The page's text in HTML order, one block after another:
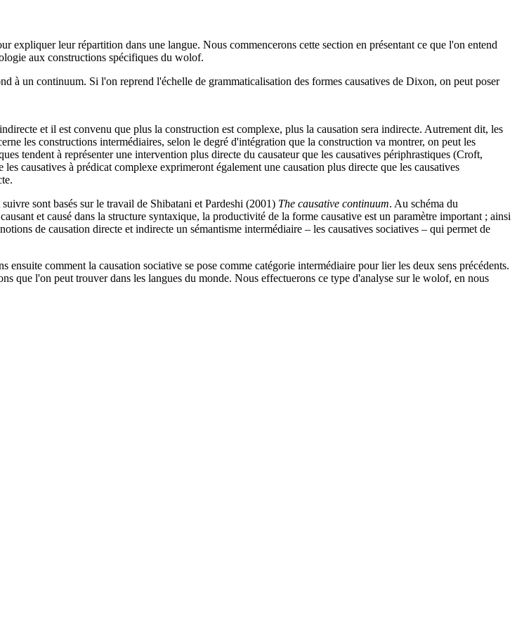
expliquer leur répartition dans une langue. Nous commencerons cette section en présentant ce que l'on entend
aux constructions spécifiques du wolof.
à un continuum. Si l'on reprend l'échelle de grammaticalisation des formes causatives de Dixon, on peut poser
et il est convenu que plus la construction est complexe, plus la causation sera indirecte. Autrement dit, les
les constructions intermédiaires, selon le degré d'intégration que la construction va montrer, on peut les
tendent à représenter une intervention plus directe du causateur que les causatives périphrastiques (Croft,
causatives à prédicat complexe exprimeront également une causation plus directe que les causatives
sont basés sur le travail de Shibatani et Pardeshi (2001) The causative continuum. Au schéma du
et causé dans la structure syntaxique, la productivité de la forme causative est un paramètre important ; ainsi
de causation directe et indirecte un sémantisme intermédiaire – les causatives sociatives – qui permet de
comment la causation sociative se pose comme catégorie intermédiaire pour lier les deux sens précédents.
que l'on peut trouver dans les langues du monde. Nous effectuerons ce type d'analyse sur le wolof, en nous